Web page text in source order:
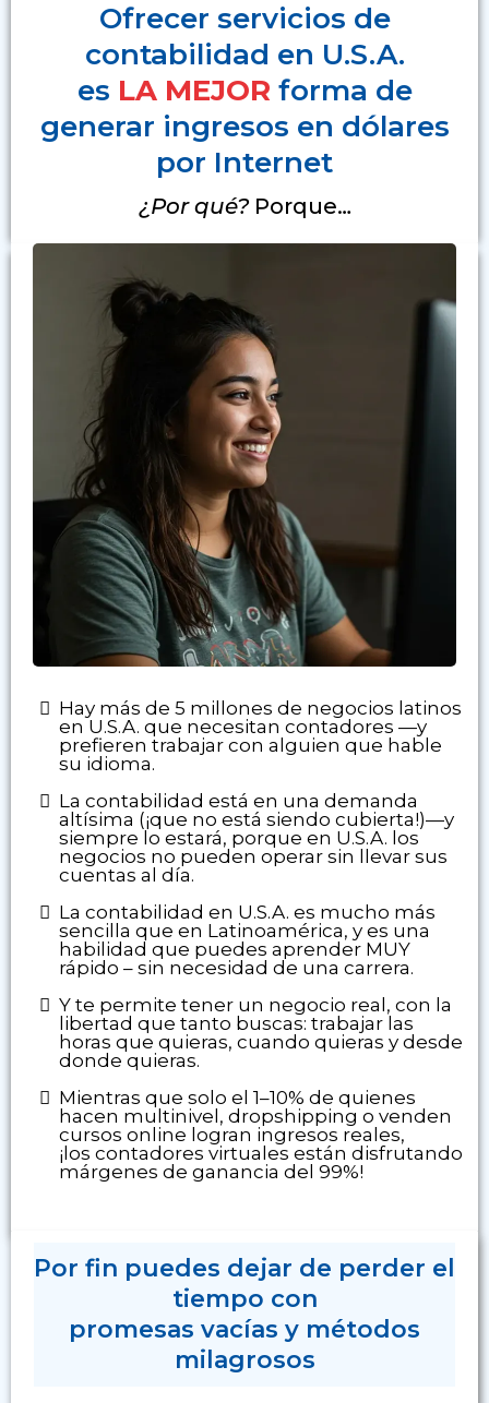
Ofrecer servicios de
contabilidad en U.S.A.
es LA MEJOR forma de
generar ingresos en dólares
por Internet
¿Por qué?Porque…
Hay más de 5 millones de negocios latinos
en U.S.A. que necesitan contadores —y
prefieren trabajar con alguien que hable
su idioma.
La contabilidad está en una demanda
altísima (¡que no está siendo cubierta!)—y
siempre lo estará, porque en U.S.A. los
negocios no pueden operar sin llevar sus
cuentas al día.
La contabilidad en U.S.A. es mucho más
sencilla que en Latinoamérica, y es una
habilidad que puedes aprender MUY
rápido – sin necesidad de una carrera.
Y te permite tener un negocio real, con la
libertad que tanto buscas: trabajar las
horas que quieras, cuando quieras y desde
donde quieras.
Mientras que solo el 1–10% de quienes
hacen multinivel, dropshipping o venden
cursos online logran ingresos reales,
¡los contadores virtuales están disfrutando
márgenes de ganancia del 99%!
Por fin puedes dejar de perder el
tiempo con
promesas vacías y métodos
milagrosos